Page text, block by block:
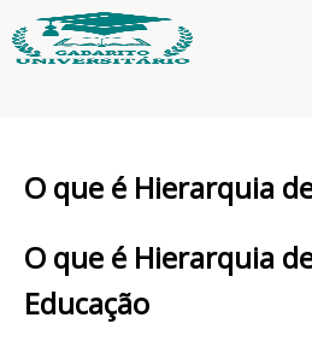
O que é Hierarquia
O que é Hierarquia
Educação